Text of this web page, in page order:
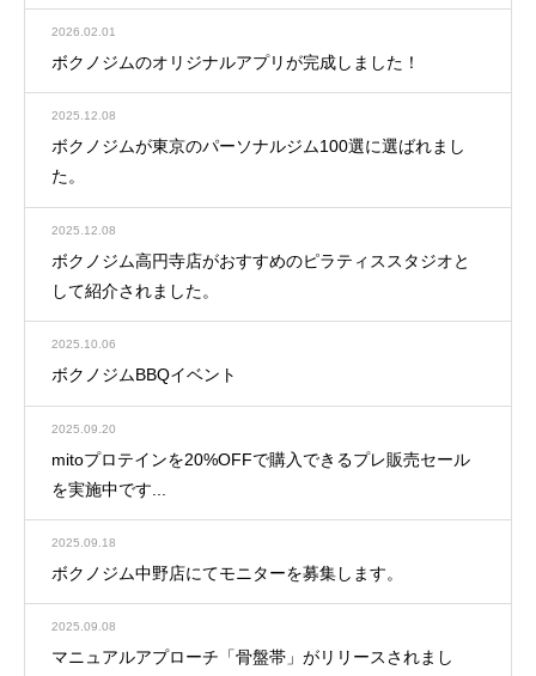
2026.02.01
ボクノジムのオリジナルアプリが完成しました！
2025.12.08
ボクノジムが東京のパーソナルジム100選に選ばれまし
た。
2025.12.08
ボクノジム高円寺店がおすすめのピラティススタジオと
して紹介されました。
2025.10.06
ボクノジムBBQイベント
2025.09.20
mitoプロテインを20%OFFで購入できるプレ販売セール
を実施中です...
2025.09.18
ボクノジム中野店にてモニターを募集します。
2025.09.08
マニュアルアプローチ「骨盤帯」がリリースされまし